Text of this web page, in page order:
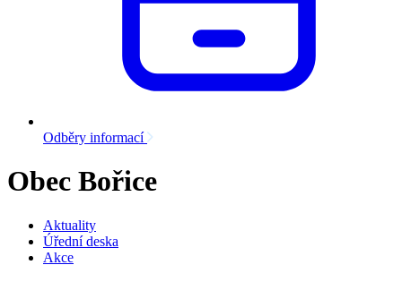
Odběry informací
Obec Bořice
Aktuality
Úřední deska
Akce